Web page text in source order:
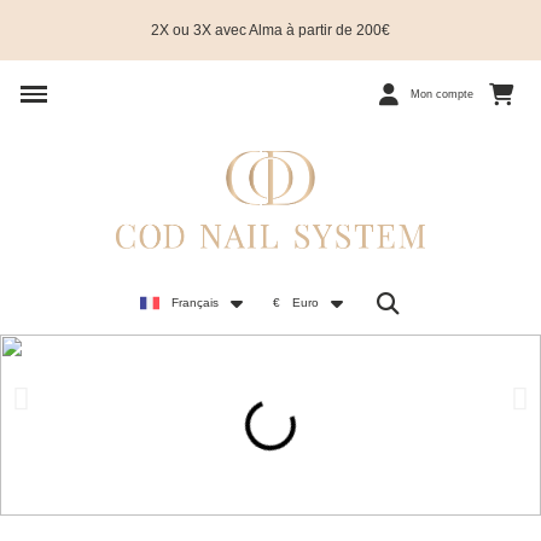
2X ou 3X avec Alma à partir de 200€
Mon compte
Français € Euro